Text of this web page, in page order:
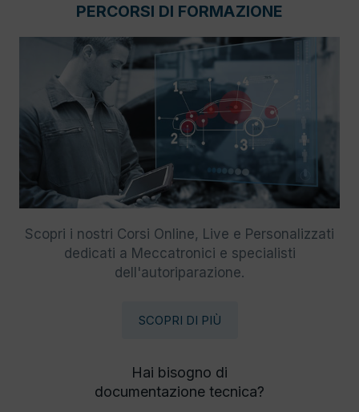
PERCORSI DI FORMAZIONE
Scopri i nostri Corsi Online, Live e Personalizzati
dedicati a Meccatronici e specialisti
dell'autoriparazione.
SCOPRI DI PIÙ
Hai bisogno di
documentazione tecnica?